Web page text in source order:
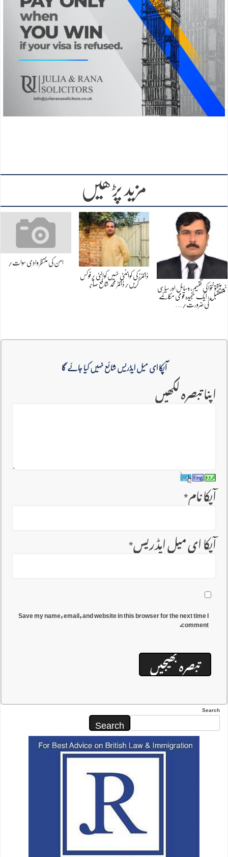
مزید پڑھیں
خیبر پختونخوا کی تقسیم، وسائل اور سیاسی
مستقبل: ایک سنجیدہ قومی مکالمے
کی ضرورت/…
ڈاکٹرز کی کوانٹٹی نہیں کوالٹی پر فوکس
کریں/ڈاکٹر محمد شافع صابر
امن کی منتظر وادی سوات/
آپکا ای میل ایڈریس شائع نہیں کیا جائے گا
اپنا تبصرہ لکھیں
آپکا نام*
آپکا ای میل ایڈریس*
Save my name, email, and website in this browser for the next time I
comment.
Search
Search